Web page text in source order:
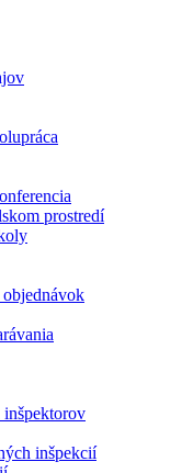
prostredí
inšpektorov
inšpekcií